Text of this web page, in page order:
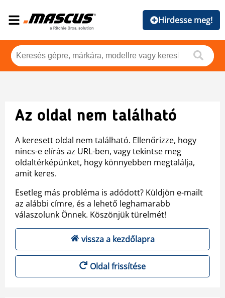
Hirdesse meg!
Az oldal nem található
A keresett oldal nem található. Ellenőrizze, hogy
nincs-e elírás az URL-ben, vagy tekintse meg
oldaltérképünket, hogy könnyebben megtalálja,
amit keres.
Esetleg más probléma is adódott? Küldjön e-mailt
az alábbi címre, és a lehető leghamarabb
válaszolunk Önnek. Köszönjük türelmét!
vissza a kezdőlapra
Oldal frissítése